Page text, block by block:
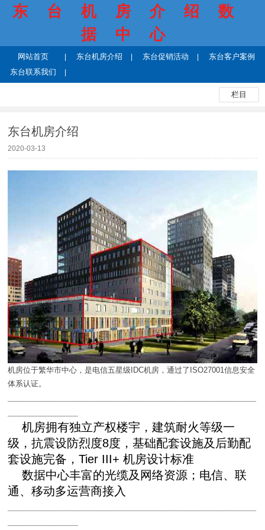
东台机房介绍数
据中心
网站首页 东台机房介绍 东台促销活动
东台客户案例
东台联系我们
栏目
东台机房介绍
2020-03-13
机房位于繁华市中心，是电信五星级IDC机房，通过了ISO27001信息安全
体系认证。
机房拥有独立产权楼宇，建筑耐火等级一
级，抗震设防烈度8度，基础配套设施及后勤配
套设施完备，Tier III+ 机房设计标准
数据中心丰富的光缆及网络资源；电信、联
通、移动多运营商接入